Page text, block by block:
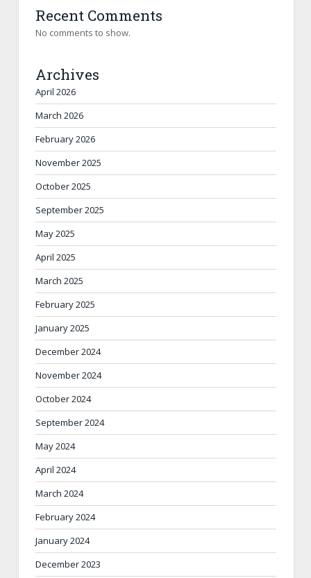
Recent Comments
No comments to show.
Archives
April 2026
March 2026
February 2026
November 2025
October 2025
September 2025
May 2025
April 2025
March 2025
February 2025
January 2025
December 2024
November 2024
October 2024
September 2024
May 2024
April 2024
March 2024
February 2024
January 2024
December 2023